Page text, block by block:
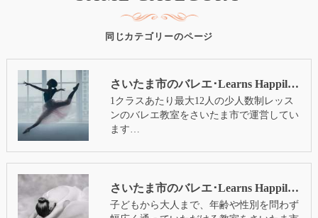
同じカテゴリーのページ
さいたま市のバレエ･Learns Happilyの口コミ情報
1クラスあたり最大12人の少人数制レッス
ンのバレエ教室をさいたま市で運営してい
ます…
さいたま市のバレエ･Learns Happilyの評判
子どもから大人まで、年齢や性別を問わず